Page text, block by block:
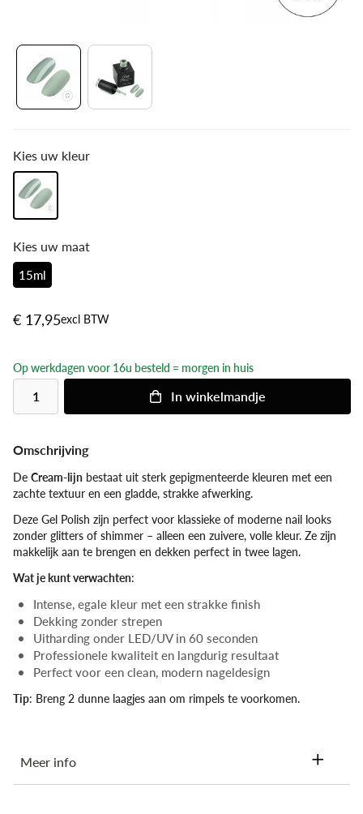
Kies uw kleur
Kies uw maat
15ml
€ 17,95excl BTW
Op werkdagen voor 16u besteld = morgen in huis
In winkelmandje
Omschrijving
De Cream-lijn bestaat uit sterk gepigmenteerde kleuren met een
zachte textuur en een gladde, strakke afwerking.
Deze Gel Polish zijn perfect voor klassieke of moderne nail looks
zonder glitters of shimmer – alleen een zuivere, volle kleur. Ze zijn
makkelijk aan te brengen en dekken perfect in twee lagen.
Wat je kunt verwachten:
Intense, egale kleur met een strakke finish
Dekking zonder strepen
Uitharding onder LED/UV in 60 seconden
Professionele kwaliteit en langdurig resultaat
Perfect voor een clean, modern nageldesign
Tip: Breng 2 dunne laagjes aan om rimpels te voorkomen.
Meer info